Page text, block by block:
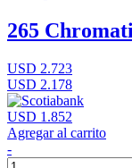
265
USD 2.723
USD 2.178
USD 1.852
Agregar al carrito
-